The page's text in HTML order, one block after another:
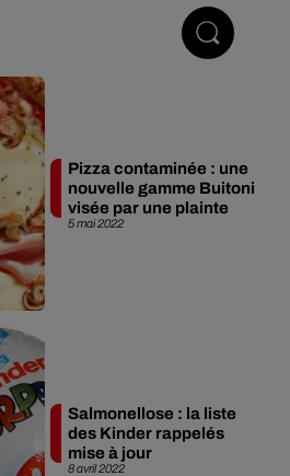
5 mai 2022
Pizza contaminée : une
nouvelle gamme Buitoni
visée par une plainte
8 avril 2022
Salmonellose : la liste
des Kinder rappelés
mise à jour